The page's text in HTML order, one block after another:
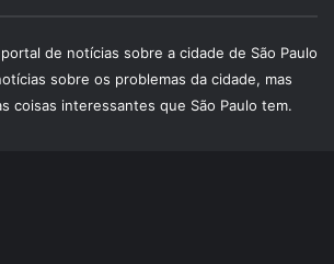
de notícias sobre a cidade de São Paulo
sobre os problemas da cidade, mas
coisas interessantes que São Paulo tem.